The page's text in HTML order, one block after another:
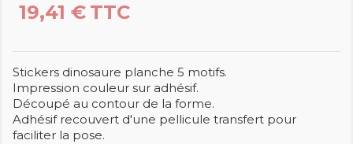
19,41 € TTC
Stickers dinosaure planche 5 motifs.
Impression couleur sur adhésif.
Découpé au contour de la forme.
Adhésif recouvert d'une pellicule transfert pour
faciliter la pose.